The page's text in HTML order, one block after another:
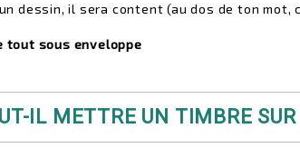
dessin, il sera content (au dos de ton
tout sous enveloppe
IL METTRE UN TIMBRE